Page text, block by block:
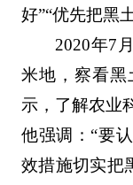
好”“优先把黑
2020年7
米地，察看黑
示，了解农业
他强调：“要
效措施切实把